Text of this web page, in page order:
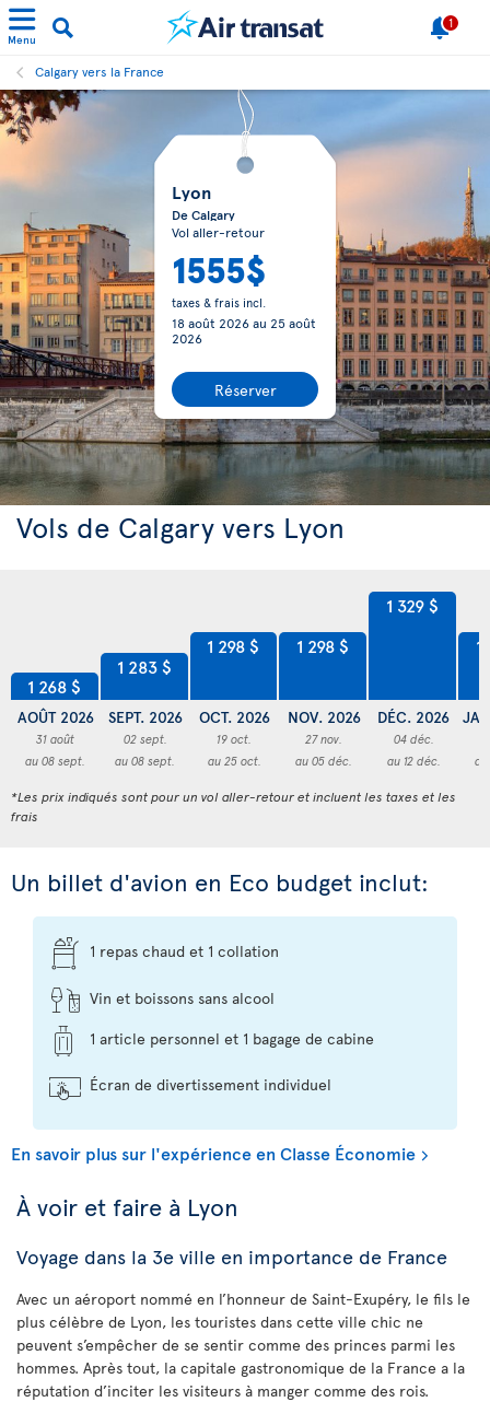
Menu
1
Calgary vers la France
Lyon
De Calgary
Vol aller-retour
1555$
taxes & frais incl.
18 août 2026au 25 août
2026
Réserver
Vols de Calgary vers Lyon
1 268 $
AOÛT 2026
31 août
au 08 sept.
1 283 $
SEPT. 2026
02 sept.
au 08 sept.
1 298 $
OCT. 2026
19 oct.
au 25 oct.
1 298 $
NOV. 2026
27 nov.
au 05 déc.
1 329 $
DÉC. 2026
04 déc.
au 12 déc.
1
*Les prix indiqués sont pour un vol aller-retour et incluent les taxes et les
frais
Un billet d'avion en Eco budget inclut:
1 repas chaud et 1 collation
Vin et boissons sans alcool
1 article personnel et 1 bagage de cabine
Écran de divertissement individuel
En savoir plus sur l'expérience en Classe Économie
À voir et faire à Lyon
Voyage dans la 3e ville en importance de France
Avec un aéroport nommé en l’honneur de Saint-Exupéry, le fils le
plus célèbre de Lyon, les touristes dans cette ville chic ne
peuvent s’empêcher de se sentir comme des princes parmi les
hommes. Après tout, la capitale gastronomique de la France a la
réputation d’inciter les visiteurs à manger comme des rois.